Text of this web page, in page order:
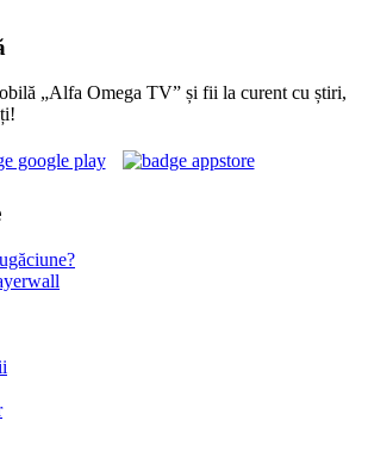
„Alfa Omega TV” și fii la curent cu știri,